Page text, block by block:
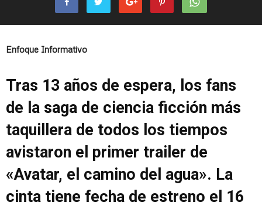
Enfoque Informativo
Tras 13 años de espera, los fans
de la saga de ciencia ficción más
taquillera de todos los tiempos
avistaron el primer trailer de
«Avatar, el camino del agua». La
cinta tiene fecha de estreno el 16